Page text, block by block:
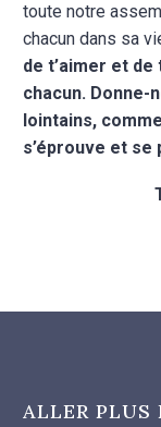
toute notre
chacun dans sa
de t’aimer et
chacun. Donne-
lointains,
s’éprouve et se
ALLER PLUS